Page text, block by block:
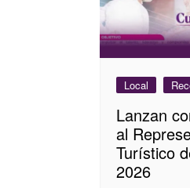
Local
Lanzan
al
Turístico
2026